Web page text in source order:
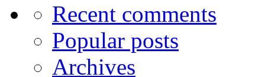
Recent comments
Popular posts
Archives